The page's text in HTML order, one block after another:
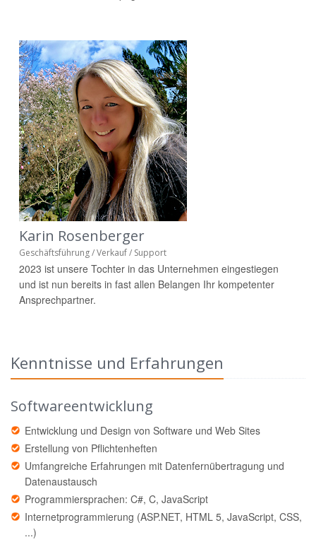
Karin Rosenberger
Geschäftsführung /Verkauf / Support
2023 ist unsere Tochter in das Unternehmen eingestiegen
und ist nun bereits in fast allen Belangen Ihr kompetenter
Ansprechpartner.
Kenntnisse und Erfahrungen
Softwareentwicklung
Entwicklung und Design von Software und Web Sites
Erstellung von Pflichtenheften
Umfangreiche Erfahrungen mit Datenfernübertragung und
Datenaustausch
Programmiersprachen: C#, C, JavaScript
Internetprogrammierung (ASP.NET, HTML 5, JavaScript, CSS,
...)